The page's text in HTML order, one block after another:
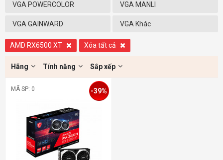
VGA POWERCOLOR VGA MANLI
VGA GAINWARD VGA Khác
AMD RX6500 XT Xóa tất cả
Hãng Tính năng Sắp xếp
MÃ SP: 0 -39%